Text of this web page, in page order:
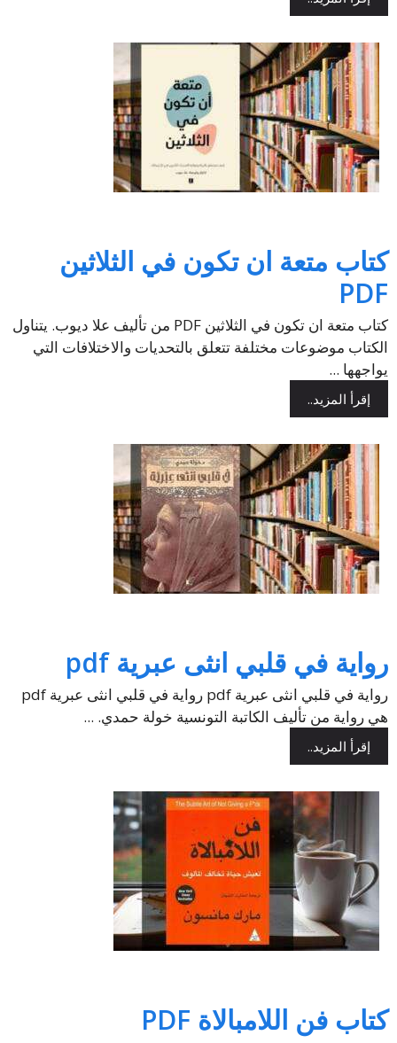
كتاب متعة ان تكون في الثلاثين
PDF
كتاب متعة ان تكون في الثلاثين PDF من تأليف علا ديوب. يتناول
الكتاب موضوعات مختلفة تتعلق بالتحديات والاختلافات التي
يواجهها ...
إقرأ المزيد..
رواية في قلبي انثى عبرية pdf
رواية في قلبي انثى عبرية pdf رواية في قلبي انثى عبرية pdf
هي رواية من تأليف الكاتبة التونسية خولة حمدي. ...
إقرأ المزيد..
كتاب فن اللامبالاة PDF